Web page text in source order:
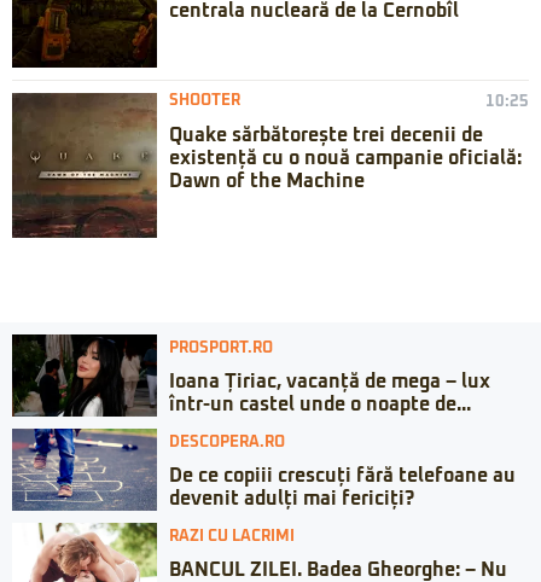
centrala nucleară de la Cernobîl
SHOOTER 10:25
Quake sărbătorește trei decenii de
existență cu o nouă campanie oficială:
Dawn of the Machine
PROSPORT.RO
Ioana Țiriac, vacanță de mega – lux
într-un castel unde o noapte de...
DESCOPERA.RO
De ce copiii crescuți fără telefoane au
devenit adulți mai fericiți?
RAZI CU LACRIMI
BANCUL ZILEI. Badea Gheorghe: – Nu